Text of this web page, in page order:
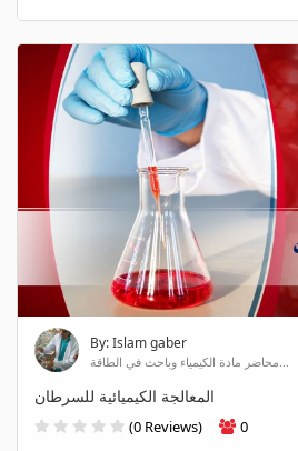
By: Islam gaber
محاضر مادة الكيمياء وباحث في الطاقة...
المعالجة الكيميائية للسرطان
(0 Reviews) 0